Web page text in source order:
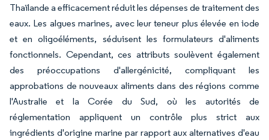
Thaïlande a efficacement réduit les dépenses de traitement des
eaux. Les algues marines, avec leur teneur plus élevée en iode
et en oligoéléments, séduisent les formulateurs d'aliments
fonctionnels. Cependant, ces attributs soulèvent également
des préoccupations d'allergénicité, compliquant les
approbations de nouveaux aliments dans des régions comme
l'Australie et la Corée du Sud, où les autorités de
réglementation appliquent un contrôle plus strict aux
ingrédients d'origine marine par rapport aux alternatives d'eau